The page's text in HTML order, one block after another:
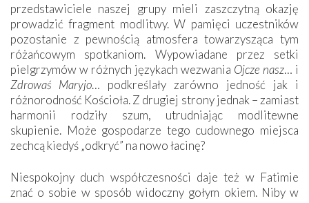
przedstawiciele naszej grupy mieli zaszczytną okazję
prowadzić fragment modlitwy. W pamięci uczestników
pozostanie z pewnością atmosfera towarzysząca tym
różańcowym spotkaniom. Wypowiadane przez setki
pielgrzymów w różnych językach wezwania Ojcze nasz… i
Zdrowaś Maryjo… podkreślały zarówno jedność jak i
różnorodność Kościoła. Z drugiej strony jednak – zamiast
harmonii rodziły szum, utrudniając modlitewne
skupienie. Może gospodarze tego cudownego miejsca
zechcą kiedyś „odkryć” na nowo łacinę?
Niespokojny duch współczesności daje też w Fatimie
znać o sobie w sposób widoczny gołym okiem. Niby w